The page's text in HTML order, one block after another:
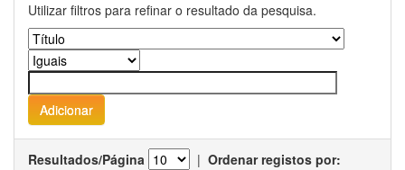
Utilizar filtros para refinar o resultado da pesquisa.
Resultados/Página | Ordenar registos por: